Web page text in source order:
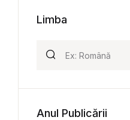
Limba
Anul Publicării